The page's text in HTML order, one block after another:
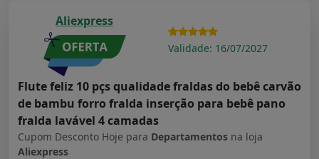
Aliexpress
Validade: 16/07/2027
Flute feliz 10 pçs qualidade fraldas do bebê carvão
de bambu forro fralda inserção para bebê pano
fralda lavável 4 camadas
Cupom Desconto Hoje para Departamentos na loja
Aliexpress